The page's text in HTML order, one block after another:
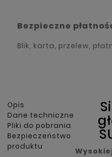
Bezpieczne
Blik, karta, przelew,
Opis
Dane techniczne
Pliki do pobrania
Bezpieczeństwo
produktu